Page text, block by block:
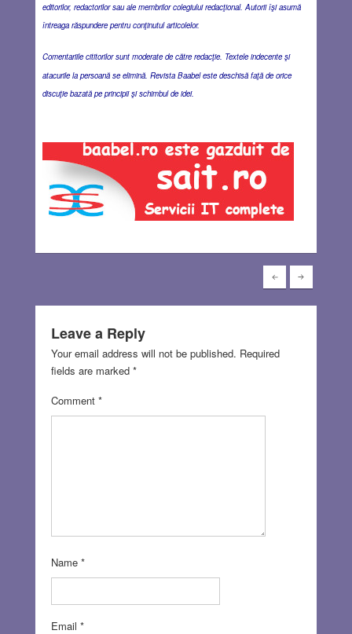
editorilor, redactorilor sau ale membrilor colegiului redacţional. Autorii îşi asumă
întreaga răspundere pentru conţinutul articolelor.
Comentariile cititorilor sunt moderate de către redacţie. Textele indecente şi
atacurile la persoană se elimină. Revista Baabel este deschisă faţă de orice
discuţie bazată pe principii şi schimbul de idei.
Leave a Reply
Your email address will not be published. Required
fields are marked *
Comment *
Name *
Email *